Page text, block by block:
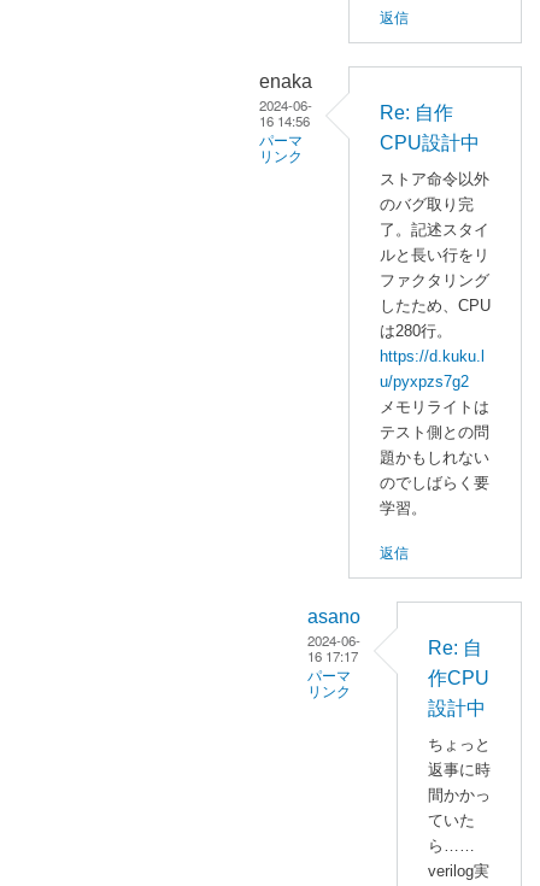
返信
enaka
2024-06-
16 14:56
パーマ
リンク
Re: 自作
CPU設計中
ストア命令以外
のバグ取り完
了。記述スタイ
ルと長い行をリ
ファクタリング
したため、CPU
は280行。
https://d.kuku.l
u/pyxpzs7g2
メモリライトは
テスト側との問
題かもしれない
のでしばらく要
学習。
返信
asano
2024-06-
16 17:17
パーマ
リンク
Re: 自
作CPU
設計中
ちょっと
返事に時
間かかっ
ていた
ら……
verilog実